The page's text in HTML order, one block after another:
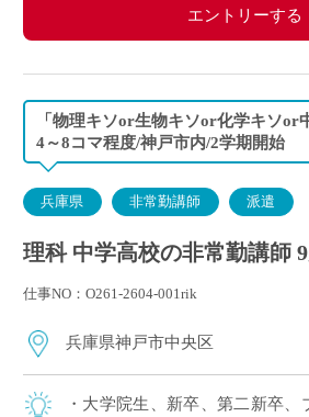
エントリーする
「物理キソor生物キソor化学キソor
4～8コマ程度/神戸市内/2学期開始
兵庫県 非常勤講師 派遣
理科 中学高校の非常勤講師
仕事NO：O261-2604-001rik
兵庫県神戸市中央区
・大学院生、新卒、第二新卒、